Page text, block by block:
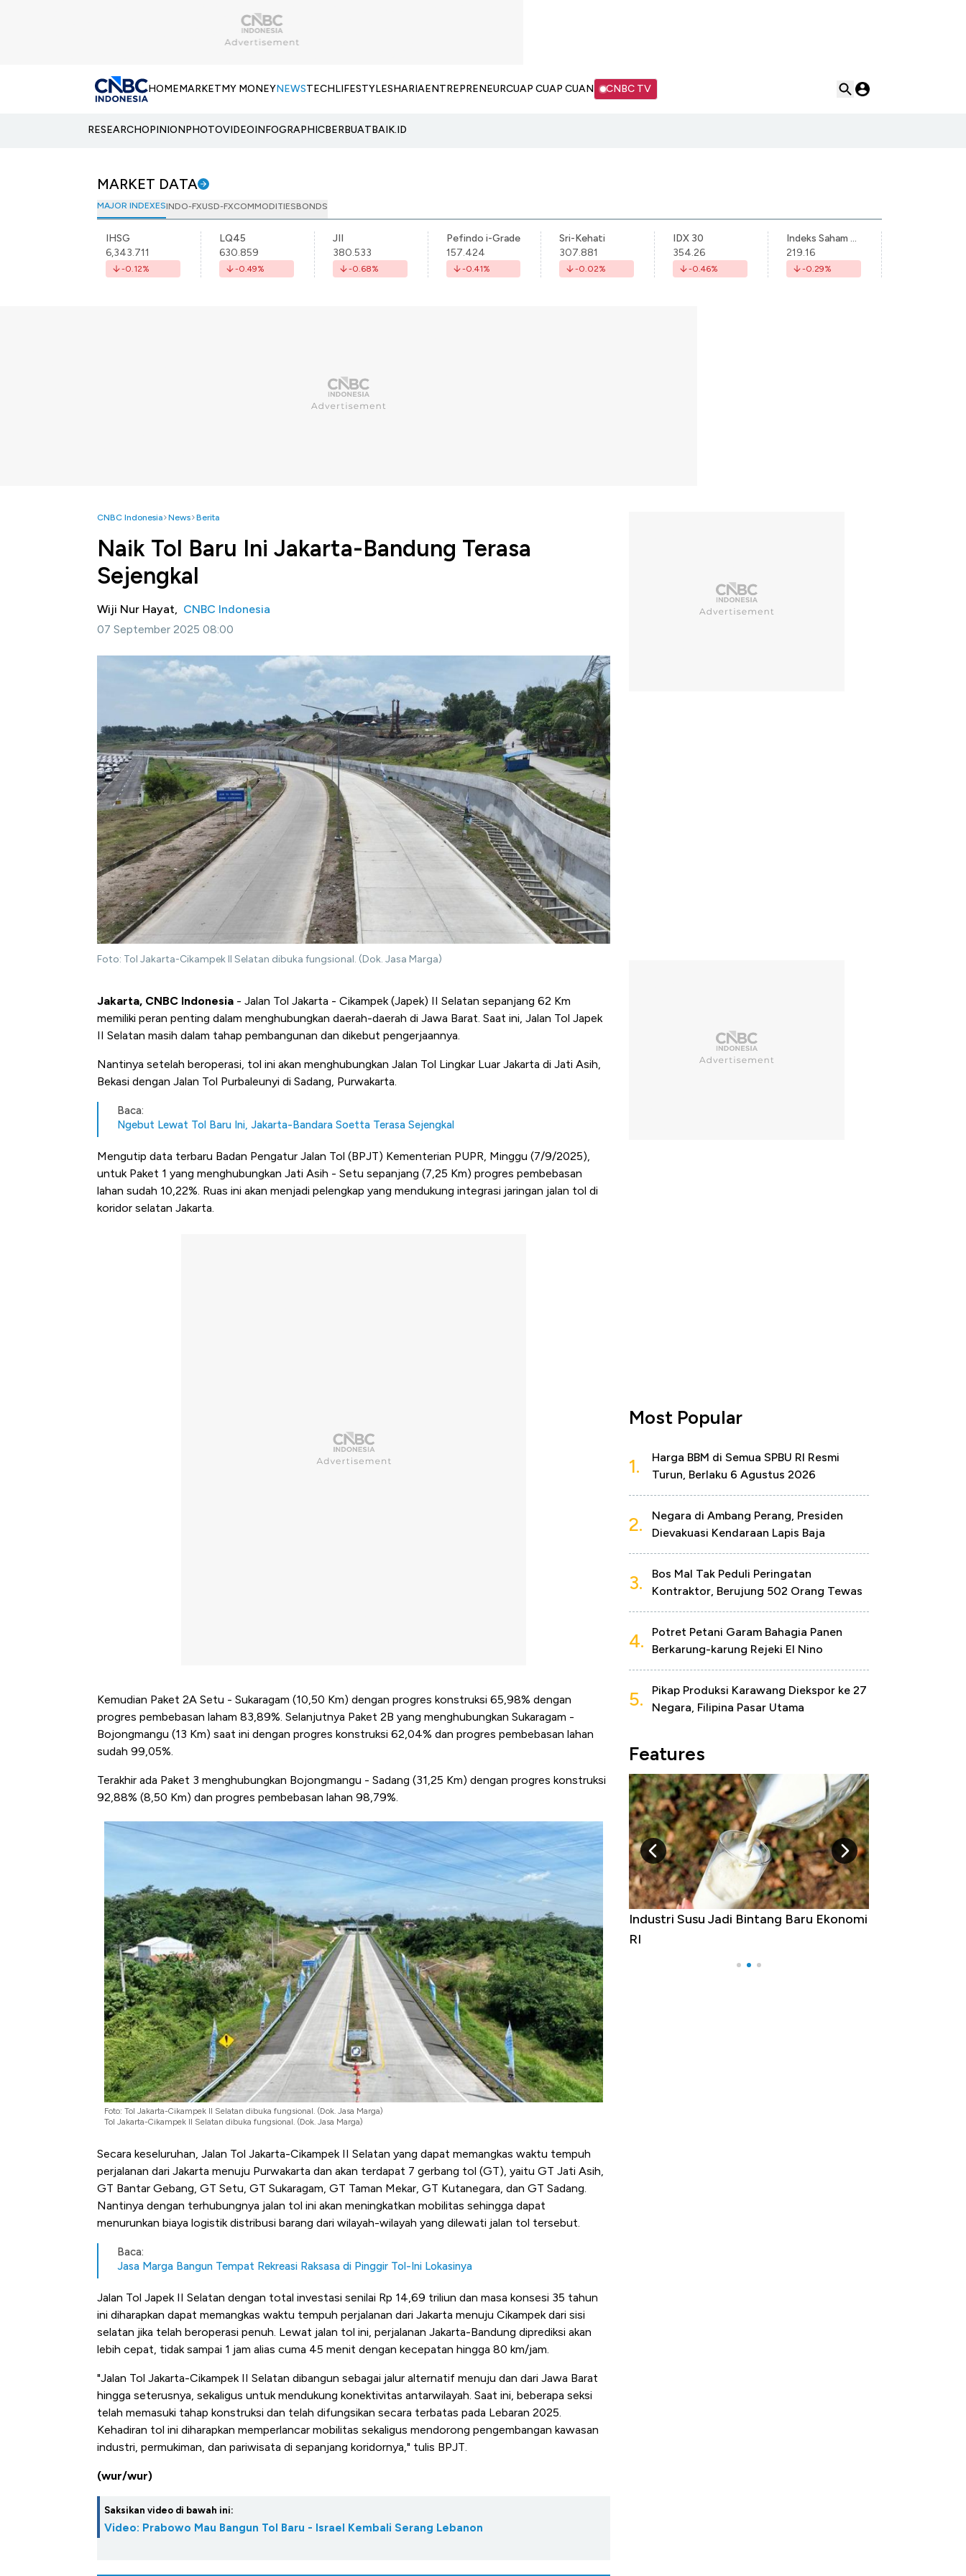
HOMEMARKETMY MONEYNEWSTECHLIFESTYLESHARIAENTREPRENEURCUAP CUAP CUAN CNBC TV
RESEARCHOPINIONPHOTOVIDEOINFOGRAPHICBERBUATBAIK.ID
MARKET DATA
MAJOR INDEXESINDO-FXUSD-FXCOMMODITIESBONDS
IHSG
6,343.711
-0.12%
LQ45
630.859
-0.49%
JII
380.533
-0.68%
Pefindo i-Grade
157.424
-0.41%
Sri-Kehati
307.881
-0.02%
IDX 30
354.26
-0.46%
Indeks Saham Syariah Indonesia
219.16
-0.29%
CNBC Indonesia News Berita
Naik Tol Baru Ini Jakarta-Bandung Terasa
Sejengkal
Wiji Nur Hayat, CNBC Indonesia
07 September 2025 08:00
Foto: Tol Jakarta-Cikampek II Selatan dibuka fungsional. (Dok. Jasa Marga)
Jakarta, CNBC Indonesia - Jalan Tol Jakarta - Cikampek (Japek) II Selatan sepanjang 62 Km
memiliki peran penting dalam menghubungkan daerah-daerah di Jawa Barat. Saat ini, Jalan Tol Japek
II Selatan masih dalam tahap pembangunan dan dikebut pengerjaannya.
Nantinya setelah beroperasi, tol ini akan menghubungkan Jalan Tol Lingkar Luar Jakarta di Jati Asih,
Bekasi dengan Jalan Tol Purbaleunyi di Sadang, Purwakarta.
Baca:
Ngebut Lewat Tol Baru Ini, Jakarta-Bandara Soetta Terasa Sejengkal
Mengutip data terbaru Badan Pengatur Jalan Tol (BPJT) Kementerian PUPR, Minggu (7/9/2025),
untuk Paket 1 yang menghubungkan Jati Asih - Setu sepanjang (7,25 Km) progres pembebasan
lahan sudah 10,22%. Ruas ini akan menjadi pelengkap yang mendukung integrasi jaringan jalan tol di
koridor selatan Jakarta.
Kemudian Paket 2A Setu - Sukaragam (10,50 Km) dengan progres konstruksi 65,98% dengan
progres pembebasan laham 83,89%. Selanjutnya Paket 2B yang menghubungkan Sukaragam -
Bojongmangu (13 Km) saat ini dengan progres konstruksi 62,04% dan progres pembebasan lahan
sudah 99,05%.
Terakhir ada Paket 3 menghubungkan Bojongmangu - Sadang (31,25 Km) dengan progres konstruksi
92,88% (8,50 Km) dan progres pembebasan lahan 98,79%.
Foto: Tol Jakarta-Cikampek II Selatan dibuka fungsional. (Dok. Jasa Marga)
Tol Jakarta-Cikampek II Selatan dibuka fungsional. (Dok. Jasa Marga)
Secara keseluruhan, Jalan Tol Jakarta-Cikampek II Selatan yang dapat memangkas waktu tempuh
perjalanan dari Jakarta menuju Purwakarta dan akan terdapat 7 gerbang tol (GT), yaitu GT Jati Asih,
GT Bantar Gebang, GT Setu, GT Sukaragam, GT Taman Mekar, GT Kutanegara, dan GT Sadang.
Nantinya dengan terhubungnya jalan tol ini akan meningkatkan mobilitas sehingga dapat
menurunkan biaya logistik distribusi barang dari wilayah-wilayah yang dilewati jalan tol tersebut.
Baca:
Jasa Marga Bangun Tempat Rekreasi Raksasa di Pinggir Tol-Ini Lokasinya
Jalan Tol Japek II Selatan dengan total investasi senilai Rp 14,69 triliun dan masa konsesi 35 tahun
ini diharapkan dapat memangkas waktu tempuh perjalanan dari Jakarta menuju Cikampek dari sisi
selatan jika telah beroperasi penuh. Lewat jalan tol ini, perjalanan Jakarta-Bandung diprediksi akan
lebih cepat, tidak sampai 1 jam alias cuma 45 menit dengan kecepatan hingga 80 km/jam.
"Jalan Tol Jakarta-Cikampek II Selatan dibangun sebagai jalur alternatif menuju dan dari Jawa Barat
hingga seterusnya, sekaligus untuk mendukung konektivitas antarwilayah. Saat ini, beberapa seksi
telah memasuki tahap konstruksi dan telah difungsikan secara terbatas pada Lebaran 2025.
Kehadiran tol ini diharapkan memperlancar mobilitas sekaligus mendorong pengembangan kawasan
industri, permukiman, dan pariwisata di sepanjang koridornya," tulis BPJT.
(wur/wur)
Saksikan video di bawah ini:
Video: Prabowo Mau Bangun Tol Baru - Israel Kembali Serang Lebanon
Most Popular
1.
Harga BBM di Semua SPBU RI Resmi
Turun, Berlaku 6 Agustus 2026
2.
Negara di Ambang Perang, Presiden
Dievakuasi Kendaraan Lapis Baja
3.
Bos Mal Tak Peduli Peringatan
Kontraktor, Berujung 502 Orang Tewas
4.
Potret Petani Garam Bahagia Panen
Berkarung-karung Rejeki El Nino
5.
Pikap Produksi Karawang Diekspor ke 27
Negara, Filipina Pasar Utama
Features
Bangkit dari Kubur! Bisnis Furniture &
Alas Kaki Tumbuh Double Digit
Industri Susu Jadi Bintang Baru Ekonomi
RI
5 Raja Ekonomi Indonesia: Maaf, Gak